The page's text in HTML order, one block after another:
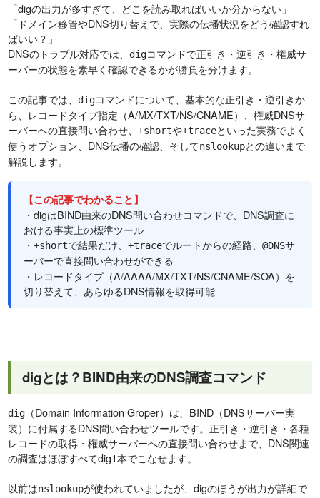
「digの出力が多すぎて、どこを読み取ればいいか分からない」
「ドメイン移管やDNS切り替えで、実際の伝播状況をどう確認すれ
ばいい？」
DNSのトラブル対応では、
digコマンドで正引き・逆引き・権威サ
ーバーの状態を素早く確認できるかが勝負を分けます。
この記事では、
digコマンドについて、基本的な正引き・逆引きか
ら、レコードタイプ指定（A/MX/TXT/NS/CNAME）、権威DNSサ
ーバーへの直接問い合わせ、+shortや+traceといった実務でよく
使うオプション、DNS伝播の確認、そしてnslookupとの違いまで
解説します。
【この記事でわかること】
・digはBIND由来のDNS問い合わせコマンドで、DNS調査に
おける事実上の標準ツール
・+shortで結果だけ、+traceでルートからの経路、@DNSサ
ーバーで直接問い合わせができる
・レコードタイプ（A/AAAA/MX/TXT/NS/CNAME/SOA）を
切り替えて、あらゆるDNS情報を取得可能
digとは？BIND由来のDNS調査コマンド
dig （Domain Information Groper）は、BIND（DNSサーバー実
装）に付属するDNS問い合わせツールです。正引き・逆引き・各種
レコードの取得・権威サーバーへの直接問い合わせまで、DNS関連
の調査はほぼすべてdig1本でこなせます。
以前はnslookupが使われていましたが、digのほうが出力が詳細で